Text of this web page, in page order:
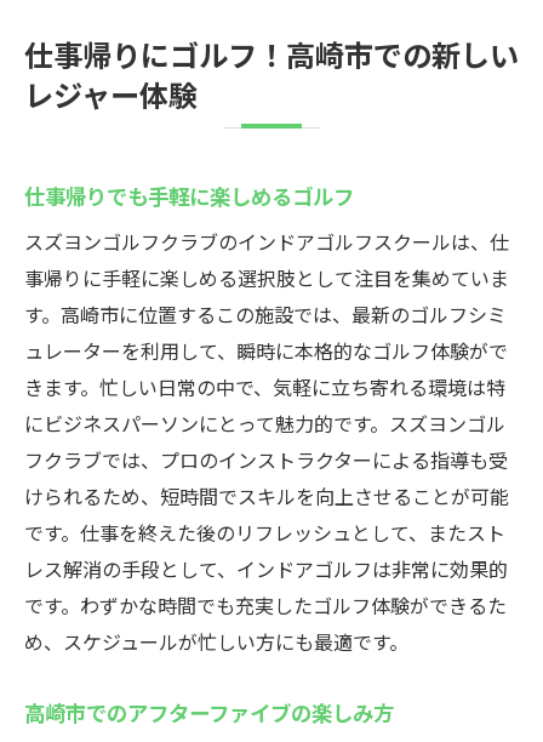
仕事帰りにゴルフ！高崎市での新しい
レジャー体験
仕事帰りでも手軽に楽しめるゴルフ
スズヨンゴルフクラブのインドアゴルフスクールは、仕
事帰りに手軽に楽しめる選択肢として注目を集めていま
す。高崎市に位置するこの施設では、最新のゴルフシミ
ュレーターを利用して、瞬時に本格的なゴルフ体験がで
きます。忙しい日常の中で、気軽に立ち寄れる環境は特
にビジネスパーソンにとって魅力的です。スズヨンゴル
フクラブでは、プロのインストラクターによる指導も受
けられるため、短時間でスキルを向上させることが可能
です。仕事を終えた後のリフレッシュとして、またスト
レス解消の手段として、インドアゴルフは非常に効果的
です。わずかな時間でも充実したゴルフ体験ができるた
め、スケジュールが忙しい方にも最適です。
高崎市でのアフターファイブの楽しみ方